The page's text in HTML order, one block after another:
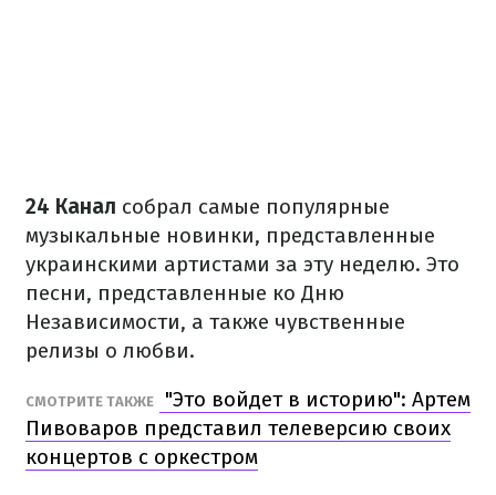
24 Канал собрал самые популярные
музыкальные новинки, представленные
украинскими артистами за эту неделю. Это
песни, представленные ко Дню
Независимости, а также чувственные
релизы о любви.
СМОТРИТЕ ТАКЖЕ
"Это войдет в историю": Артем
Пивоваров представил телеверсию своих
концертов с оркестром